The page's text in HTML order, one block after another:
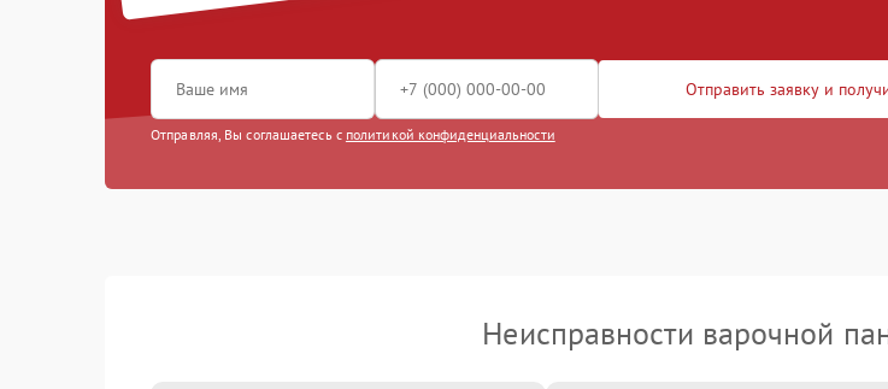
Отправить заявку и
Отправляя, Вы соглашаетесь с политикой конфиденциальности
Неисправности варочной